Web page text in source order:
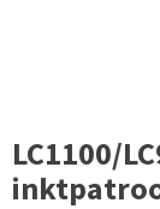
LC1100/